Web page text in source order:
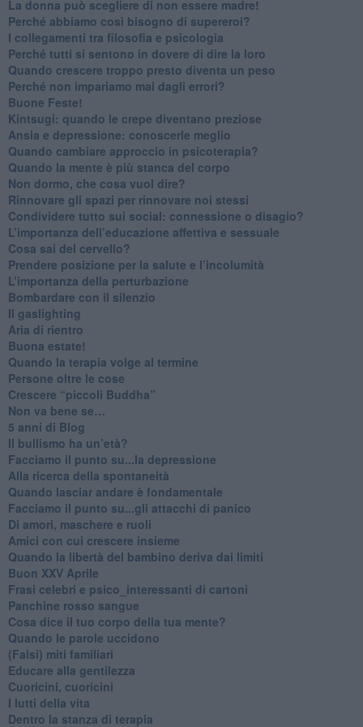
​La donna può scegliere di non essere madre!
​Perché abbiamo così bisogno di supereroi?
​I collegamenti tra filosofia e psicologia
​Perché tutti si sentono in dovere di dire la loro
​Quando crescere troppo presto diventa un peso
​Perché non impariamo mai dagli errori?
​Buone Feste!
​Kintsugi: quando le crepe diventano preziose
Ansia e depressione: conoscerle meglio
Quando cambiare approccio in psicoterapia?
​Quando la mente è più stanca del corpo
Non dormo, che cosa vuol dire?
​Rinnovare gli spazi per rinnovare noi stessi
​Condividere tutto sui social: connessione o disagio?
​L’importanza dell’educazione affettiva e sessuale
​Cosa sai del cervello?
Prendere posizione per la salute e l’incolumità
L’importanza della perturbazione
​Bombardare con il silenzio
Il gaslighting
Aria di rientro
Buona estate!
​Quando la terapia volge al termine
​Persone oltre le cose
​Crescere “piccoli Buddha”
Non va bene se…
​5 anni di Blog
​Il bullismo ha un’età?
Facciamo il punto su...la depressione
​Alla ricerca della spontaneità
​Quando lasciar andare è fondamentale
Facciamo il punto su...gli attacchi di panico
Di amori, maschere e ruoli
​Amici con cui crescere insieme
​Quando la libertà del bambino deriva dai limiti
Buon XXV Aprile
​Frasi celebri e psico_interessanti di cartoni
​Panchine rosso sangue
​Cosa dice il tuo corpo della tua mente?
​Quando le parole uccidono
​(Falsi) miti familiari
​Educare alla gentilezza
​Cuoricini, cuoricini
I lutti della vita
​Dentro la stanza di terapia